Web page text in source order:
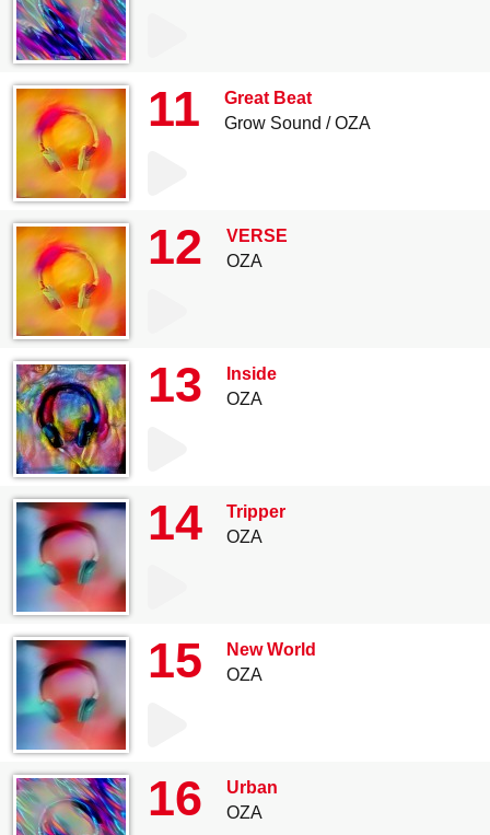
11
Great Beat
Grow Sound
OZA
12
VERSE
OZA
13
Inside
OZA
14
Tripper
OZA
15
New World
OZA
16
Urban
OZA